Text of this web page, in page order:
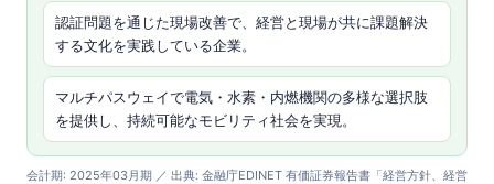
認証問題を通じた現場改善で、経営と現場が共に課題解決
する文化を実践している企業。
マルチパスウェイで電気・水素・内燃機関の多様な選択肢
を提供し、持続可能なモビリティ社会を実現。
会計期: 2025年03月期 ／ 出典: 金融庁EDINET 有価証券報告書「経営方針、経営